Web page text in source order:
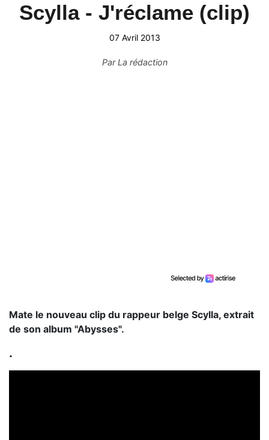
Scylla - J'réclame (clip)
07 Avril 2013
ParLa rédaction
Mate le nouveau clip du rappeur belge Scylla, extrait
de son album "Abysses".
.